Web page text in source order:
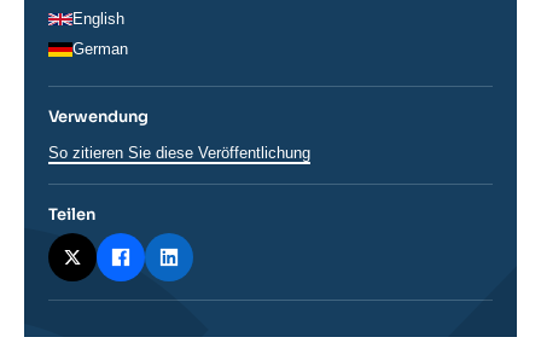
English
German
Verwendung
So zitieren Sie diese Veröffentlichung
Teilen